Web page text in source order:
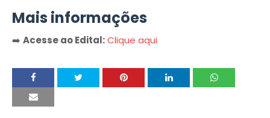
Mais informações
➡️ Acesse ao Edital:Clique aqui